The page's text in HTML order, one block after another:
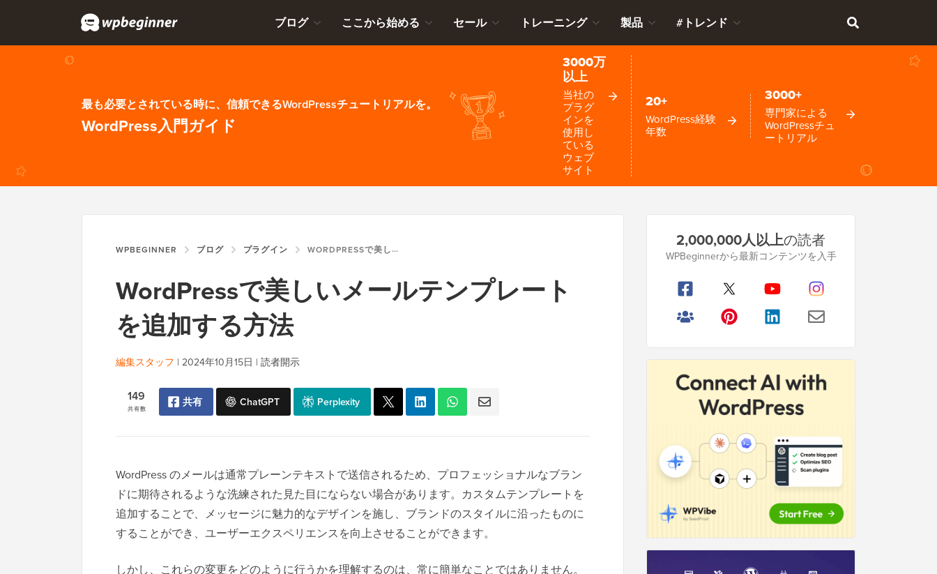
ブログ ここから始める セール トレーニング 製品 #トレンド
最も必要とされている時に、信頼できるWordPressチュートリアルを。
WordPress入門ガイド
3000万
以上
当社の
プラグ
インを
使用し
ている
ウェブ
サイト
20+
WordPress経験
年数
3000+
専門家による
WordPressチュ
ートリアル
WPBEGINNER ブログ プラグイン WORDPRESSで美しいメールテンプレートを追加する方法
WordPressで美しいメールテンプレート
を追加する方法
編集スタッフ | 2024年10月15日 | 読者開示
共有数
149 共有 ChatGPT Perplexity
WordPress のメールは通常プレーンテキストで送信されるため、プロフェッショナルなブラン
ドに期待されるような洗練された見た目にならない場合があります。カスタムテンプレートを
追加することで、メッセージに魅力的なデザインを施し、ブランドのスタイルに沿ったものに
することができ、ユーザーエクスペリエンスを向上させることができます。
しかし、これらの変更をどのように行うかを理解するのは、常に簡単なことではありません。
サ
ー
2,000,000人以上の読者
WPBeginnerから最新コンテンツを入手